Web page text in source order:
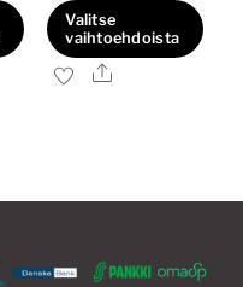
Valitse
vaihtoehdoista
Tällä
muunnelma.
tehdä
Ale